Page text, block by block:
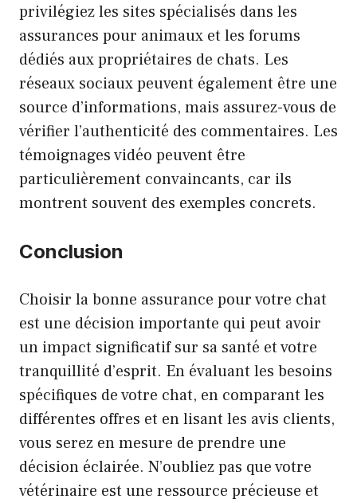
privilégiez les sites spécialisés dans les
assurances pour animaux et les forums
dédiés aux propriétaires de chats. Les
réseaux sociaux peuvent également être une
source d’informations, mais assurez-vous de
vérifier l’authenticité des commentaires. Les
témoignages vidéo peuvent être
particulièrement convaincants, car ils
montrent souvent des exemples concrets.
Conclusion
Choisir la bonne assurance pour votre chat
est une décision importante qui peut avoir
un impact significatif sur sa santé et votre
tranquillité d’esprit. En évaluant les besoins
spécifiques de votre chat, en comparant les
différentes offres et en lisant les avis clients,
vous serez en mesure de prendre une
décision éclairée. N’oubliez pas que votre
vétérinaire est une ressource précieuse et